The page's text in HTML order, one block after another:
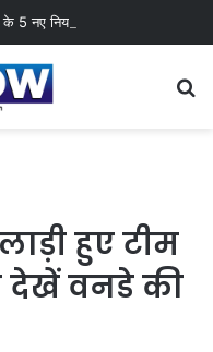
हुए टीम
देखें वनडे की